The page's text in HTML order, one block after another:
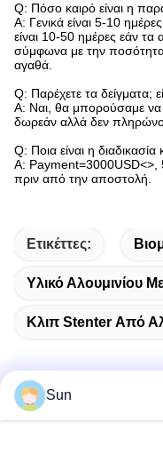
Q: Πόσο καιρό είναι η
Α: Γενικά είναι 5-10
είναι 10-50 ημέρες εάν τα
σύμφωνα με την
αγαθά.
Q: Παρέχετε τα δείγματα;
Α: Ναι, θα μπορούσαμε
δωρεάν αλλά δεν
Q: Ποια είναι η
Α: Payment=3000USD<>,
πριν από την αποστολή.
Ετικέττες:
Υλικό Αλουμινίου
Κλιπ Stenter Από
Sun